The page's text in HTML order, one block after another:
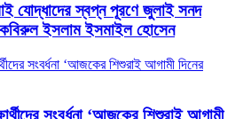
যোদ্ধাদের স্বপ্ন পূরণে জুলাই সনদ
কবিরুল ইসলাম ইসমাইল হোসেন
সংবর্ধনা ‘আজকের শিশুরাই আগামী